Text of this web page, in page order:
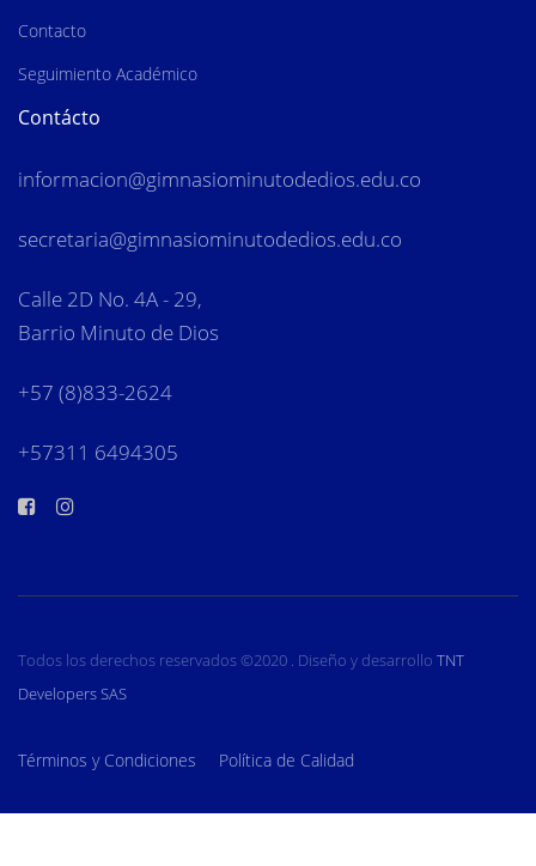
Contacto
Seguimiento Académico
Contácto
informacion@gimnasiominutodedios.edu.co
secretaria@gimnasiominutodedios.edu.co
Calle 2D No. 4A - 29,
Barrio Minuto de Dios
+57 (8)833-2624
+57311 6494305
Todos los derechos reservados ©2020 . Diseño y desarrollo TNT
Developers SAS
Términos y Condiciones Política de Calidad